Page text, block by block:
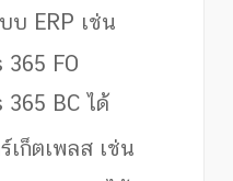
บ ERP เช่น
FO
BC ได้
เก็ตเพลส เช่น